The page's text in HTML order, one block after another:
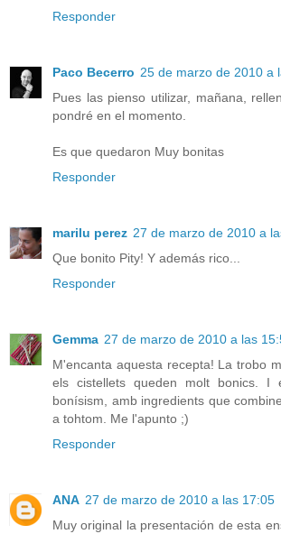
Responder
Paco Becerro 25 de marzo de 2010 a
Pues las pienso utilizar, mañana,
pondré en el momento.
Es que quedaron Muy bonitas
Responder
marilu perez 27 de marzo de 2010 a
Que bonito Pity! Y además rico...
Responder
Gemma 27 de marzo de 2010 a las
M'encanta aquesta recepta! La trobo
els cistellets queden molt bonics.
bonísism, amb ingredients que
a tohtom. Me l'apunto ;)
Responder
ANA 27 de marzo de 2010 a las 17:05
Muy original la presentación de esta